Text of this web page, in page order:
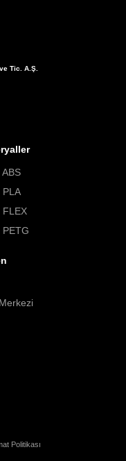
Tic. A.Ş.
PLA
FLEX
PETG
Politikası